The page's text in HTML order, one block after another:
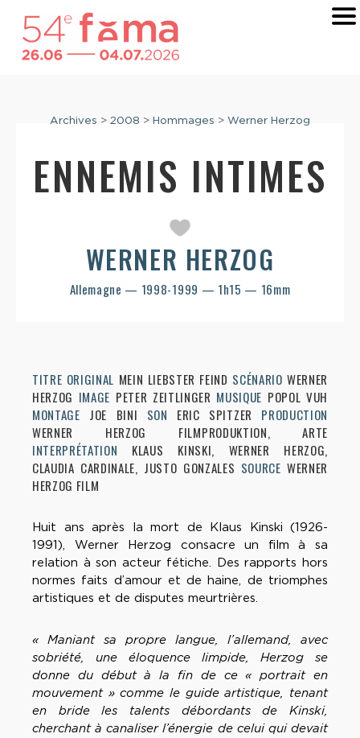
Archives > 2008 > Hommages > Werner Herzog
ENNEMIS INTIMES
WERNER HERZOG
Allemagne — 1998-1999 — 1h15 — 16mm
TITRE ORIGINAL MEIN LIEBSTER FEIND SCÉNARIO WERNER
HERZOG IMAGE PETER ZEITLINGER MUSIQUE POPOL VUH
MONTAGE JOE BINI SON ERIC SPITZER PRODUCTION
WERNER HERZOG FILMPRODUKTION, ARTE
INTERPRÉTATION KLAUS KINSKI, WERNER HERZOG,
CLAUDIA CARDINALE, JUSTO GONZALES SOURCE WERNER
HERZOG FILM
Huit ans après la mort de Klaus Kinski (1926-
1991), Werner Herzog consacre un film à sa
relation à son acteur fétiche. Des rapports hors
normes faits d’amour et de haine, de triomphes
artistiques et de disputes meurtrières.
« Maniant sa propre langue, l’allemand, avec
sobriété, une éloquence limpide, Herzog se
donne du début à la fin de ce « portrait en
mouvement » comme le guide artistique, tenant
en bride les talents débordants de Kinski,
cherchant à canaliser l’énergie de celui qui devait